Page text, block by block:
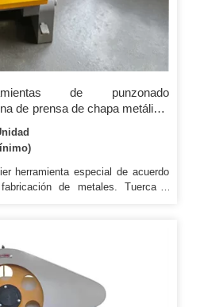
de punzonado
de prensa de chapa metálica,
herramienta especial de acuerdo
de metales. Tuerca y